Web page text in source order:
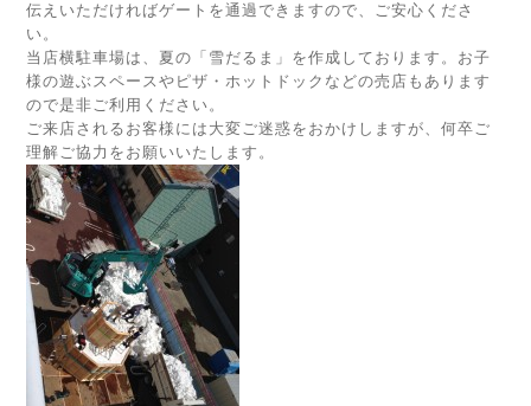
伝えいただければゲートを通過できますので、ご安心くださ
い。
当店横駐車場は、夏の「雪だるま」を作成しております。お子
様の遊ぶスペースやピザ・ホットドックなどの売店もあります
ので是非ご利用ください。
ご来店されるお客様には大変ご迷惑をおかけしますが、何卒ご
理解ご協力をお願いいたします。